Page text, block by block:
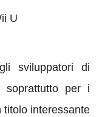
sviluppatori di
per i
titolo interessante